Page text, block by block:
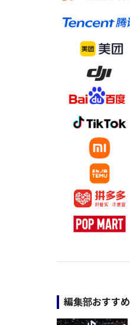
編集部おすすめ